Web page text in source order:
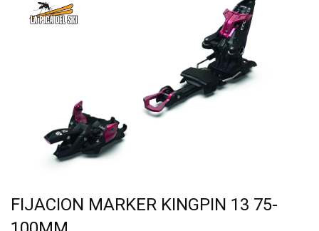
FIJACION MARKER KINGPIN 13 75-